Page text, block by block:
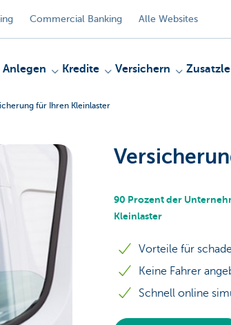
Commercial Banking Alle Websites
Anlegen Kredite Versichern
für Ihren Kleinlaster
90 Prozent der
Kleinlaster
Vorteile für
Keine Fahrer
Schnell online